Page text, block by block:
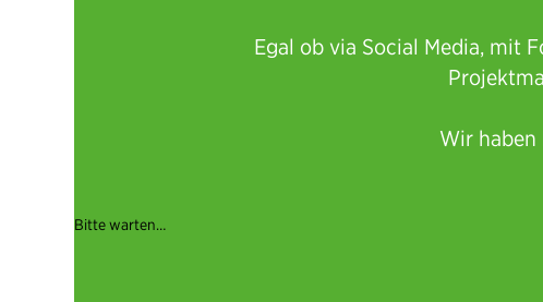
Egal ob via Social Media, mit
Wir haben
Bitte warten…